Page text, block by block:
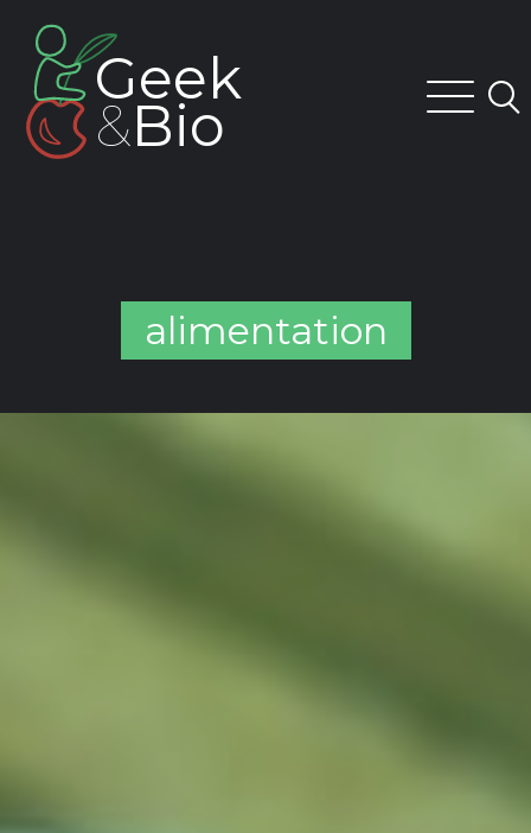
content
Geek
&Bio
alimentation